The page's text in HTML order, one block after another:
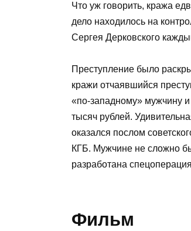
Что уж говорить, кража
дело находилось на
Сергея Дерковского
Преступление было
кражи отчаявшийся
«по-западному» мужчину
тысяч рублей.
оказался послом
КГБ. Мужчине не сложно
разработана
Фильм